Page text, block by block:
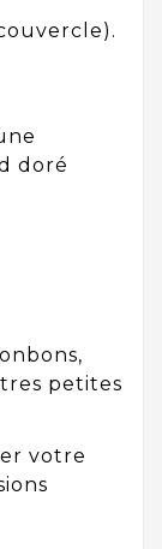
doré
petites
votre